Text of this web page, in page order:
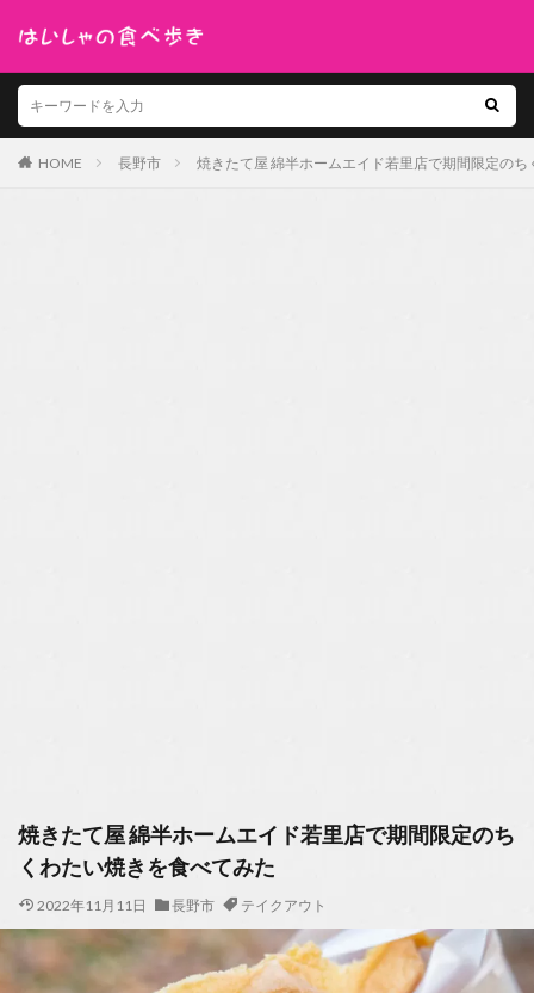
HOME 長野市 焼きたて屋 綿半ホームエイド若里店で期間限定の
焼きたて屋 綿半ホームエイド若里店で期間限定のち
くわたい焼きを食べてみた
2022年11月11日 長野市 テイクアウト